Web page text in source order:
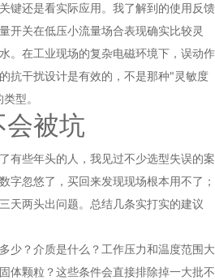
键还是看实际应用。我了解到的使用反馈
开关在低压小流量场合表现确实比较灵
。在工业现场的复杂电磁环境下，误动作
抗干扰设计是有效的，不是那种"灵敏度
型。
被坑
有些年头的人，我见过不少选型失误的案
字忽悠了，买回来发现现场根本用不了；
天两头出问题。总结几条实打实的建议
少？介质是什么？工作压力和温度范围大
体颗粒？这些条件会直接排除掉一大批不